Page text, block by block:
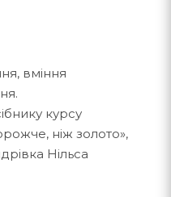
вміння
курсу
ніж золото»,
Нільса